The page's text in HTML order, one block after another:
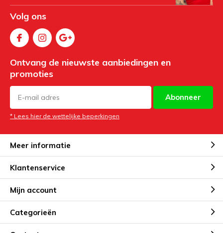
Volg ons
Ontvang de nieuwste aanbiedingen en
promoties
Abonneer
* Lees hier de wettelijke beperkingen
Meer informatie
Klantenservice
Mijn account
Categorieën